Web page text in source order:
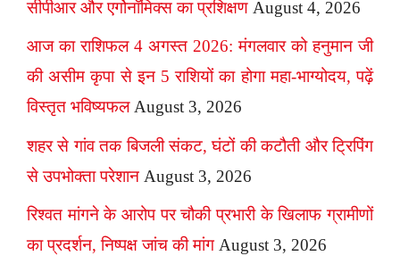
सीपीआर और एर्गोनॉमिक्स का प्रशिक्षण August 4, 2026
आज का राशिफल 4 अगस्त 2026: मंगलवार को हनुमान जी
की असीम कृपा से इन 5 राशियों का होगा महा-भाग्योदय, पढ़ें
विस्तृत भविष्यफल August 3, 2026
शहर से गांव तक बिजली संकट, घंटों की कटौती और ट्रिपिंग
से उपभोक्ता परेशान August 3, 2026
रिश्वत मांगने के आरोप पर चौकी प्रभारी के खिलाफ ग्रामीणों
का प्रदर्शन, निष्पक्ष जांच की मांग August 3, 2026